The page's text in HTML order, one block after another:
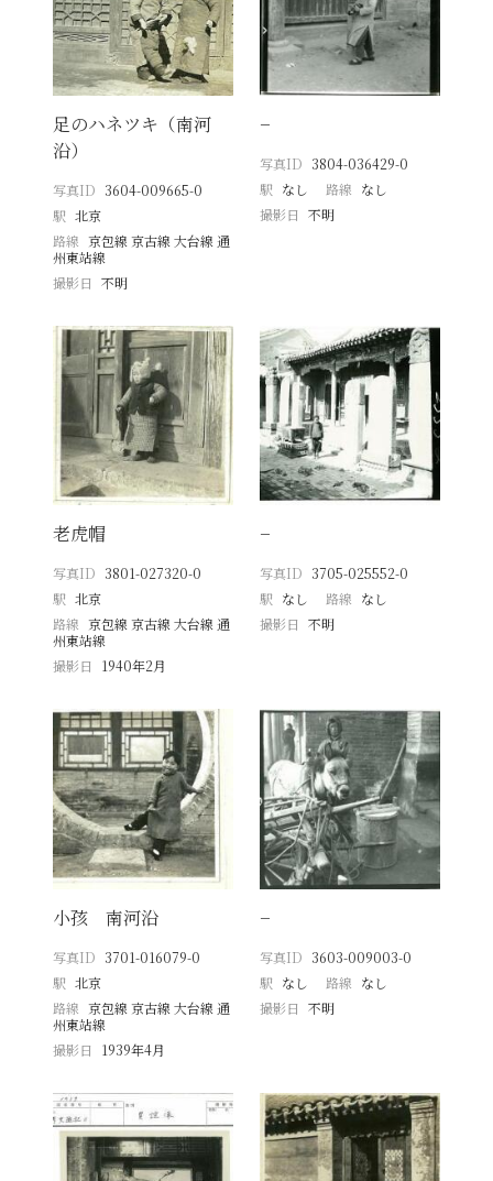
足のハネツキ（南河
沿）
写真ID 3604-009665-0
駅 北京
路線 京包線 京古線 大台線 通
州東站線
撮影日
不明
−
写真ID 3804-036429-0
駅 なし 路線 なし
撮影日 不明
老虎帽
写真ID 3801-027320-0
駅 北京
路線 京包線 京古線 大台線 通
州東站線
撮影日
1940年2月
−
写真ID 3705-025552-0
駅 なし 路線 なし
撮影日 不明
小孩 南河沿
写真ID 3701-016079-0
駅 北京
路線 京包線 京古線 大台線 通
州東站線
撮影日
1939年4月
−
写真ID 3603-009003-0
駅 なし 路線 なし
撮影日 不明